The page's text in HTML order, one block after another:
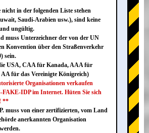
nicht in der folgenden Liste stehen
Saudi-Arabien usw.), sind keine
ungültig.
muss Unterzeichner der von der UN
Konvention über den Straßenverkehr
sein.
USA, CAA für Kanada, AAA für
für das Vereinigte Königreich)
Organisationen verkaufen
FAKE-IDP im Internet. Hüten Sie sich
**
muss von einer zertifizierten, vom Land
anerkannten Organisation